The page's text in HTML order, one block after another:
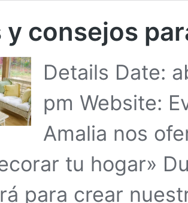
y consejos
Details Date:
pm Website:
Amalia nos
tu hogar»
para crear